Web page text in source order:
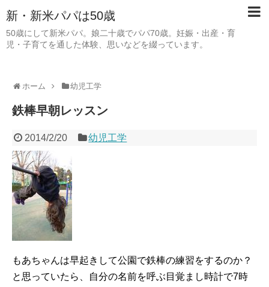
新・新米パパは50歳
50歳にして新米パパ。娘二十歳でパパ70歳。妊娠・出産・育
児・子育てを通した体験、思いなどを綴っています。
ホーム 幼児工学
鉄棒早朝レッスン
2014/2/20 幼児工学
もあちゃんは早起きして公園で鉄棒の練習をするのか？
と思っていたら、自分の名前を呼ぶ目覚まし時計で7時